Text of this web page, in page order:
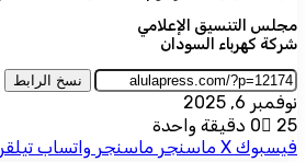
مجلس التنسيق الإعلامي
شركة كهرباء السودان
نسخ الرابط
نوفمبر 6, 2025
0
25
دقيقة واحدة
فيسبوك ‫X ماسنجر ماسنجر واتساب